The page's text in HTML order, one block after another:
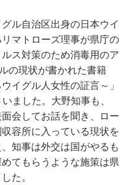
ル自治区出身の日本ウイ
マトローズ理事が県庁の
ス対策のため消毒用のア
の現状が書かれた書籍
イグル人女性の証言～」
ました。大野知事も、
会してお話を聞き、ロー
容所に入っている現状を
知事は外交は国がやるも
てもらうような施策は県
た。